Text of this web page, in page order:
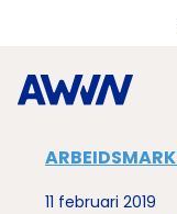
11 februari 2019